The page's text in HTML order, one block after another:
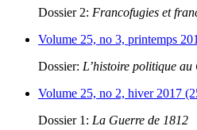
Dossier 2: Francofugies et
Volume 25, no 3, printemps
Dossier: L’histoire politique au
Volume 25, no 2, hiver 2017
Dossier 1: La Guerre de 1812